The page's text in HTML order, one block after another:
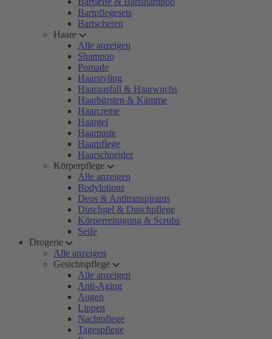
Bartpflegesets
Bartscheren
Haare
Alle anzeigen
Shampoo
Pomade
Haarstyling
Haarausfall & Haarwuchs
Haarbürsten & Kämme
Haarcreme
Haargel
Haarpaste
Haarpflege
Haarschneider
Körperpflege
Alle anzeigen
Bodylotions
Deos & Antitranspirants
Duschgel & Duschpflege
Körperreinigung & Scrubs
Seife
Drogerie
Alle anzeigen
Gesichtspflege
Alle anzeigen
Anti-Aging
Augen
Lippen
Nachtpflege
Tagespflege